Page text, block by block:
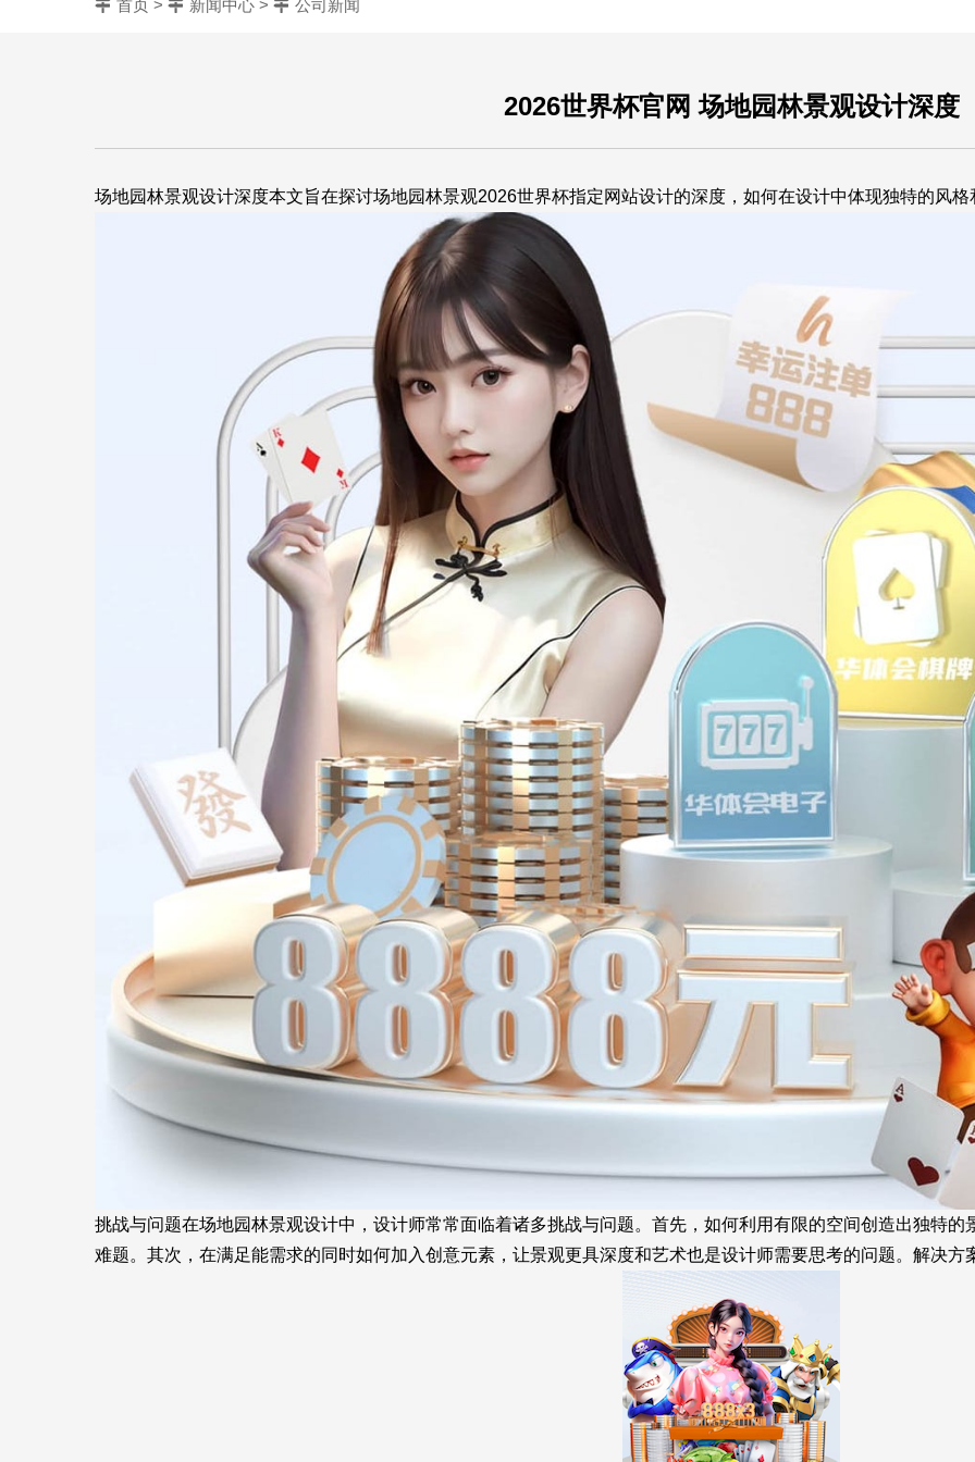
首页 > 新闻中心 > 公司新闻
2026世界杯官网 场地园林景观设计深度
场地园林景观设计深度本文旨在探讨场地园林景观2026世界杯指定网站设计的深度，如何在设计中体现独特的风格
挑战与问题在场地园林景观设计中，设计师常常面临着诸多挑战与问题。首先，如何利用有限的空间创造出独特
难题。其次，在满足能需求的同时如何加入创意元素，让景观更具深度和艺术也是设计师需要思考的问题。解决方